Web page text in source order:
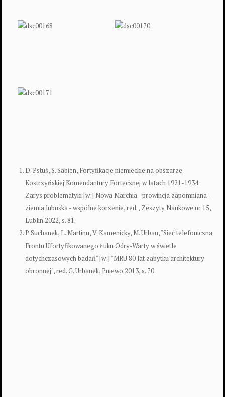
D. Pstuś, S. Sabien, Fortyfikacje niemieckie na obszarze
Kostrzyńskiej Komendantury Fortecznej w latach 1921-1934.
Zarys problematyki [w:] Nowa Marchia - prowincja zapomniana -
ziemia lubuska - wspólne korzenie, red. , Zeszyty Naukowe nr 15,
Lublin 2022, s. 81.
P. Suchanek, L. Martinu, V. Kamenicky, M. Urban, "Sieć telefoniczna
Frontu Ufortyfikowanego Łuku Odry-Warty w świetle
dotychczasowych badań" [w:] "MRU 80 lat zabytku architektury
obronnej", red. G. Urbanek, Pniewo 2013, s. 70.